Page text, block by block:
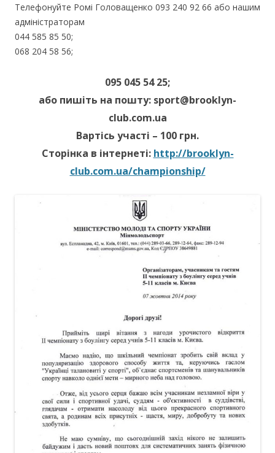
Телефонуйте Ромі Головащенко 093 240 92 66 або нашим
адміністраторам
044 585 85 50;
068 204 58 56;
095 045 54 25;
або пишіть на пошту: sport@brooklyn-
club.com.ua
Вартісь участі – 100 грн.
Сторінка в інтернеті: http://brooklyn-
club.com.ua/championship/